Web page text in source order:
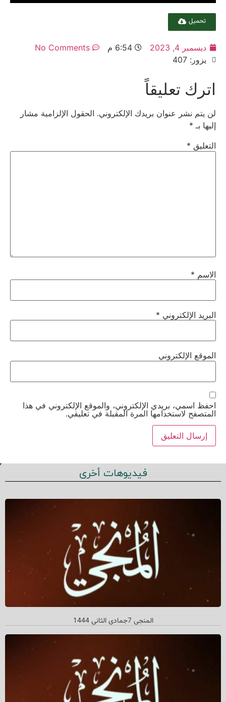
تحميل
ديسمبر 4, 2023 6:54 م
No Comments
يزور: 407
اترك تعليقاً
لن يتم نشر عنوان بريدك الإلكتروني. الحقول الإلزامية مشار
إليها بـ *
التعليق *
الاسم *
البريد الإلكتروني *
الموقع الإلكتروني
احفظ اسمي، بريدي الإلكتروني، والموقع الإلكتروني في هذا
المتصفح لاستخدامها المرة المقبلة في تعليقي.
فيديوهات أخرى
المنجي 7جمادي الثاني 1444